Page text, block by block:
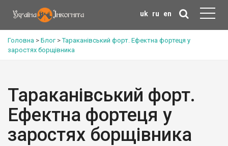
uk ru en
Головна > Блог>Тараканівський форт. Ефектна фортеця у
заростях борщівника
Тараканівський форт.
Ефектна фортеця у
заростях борщівника